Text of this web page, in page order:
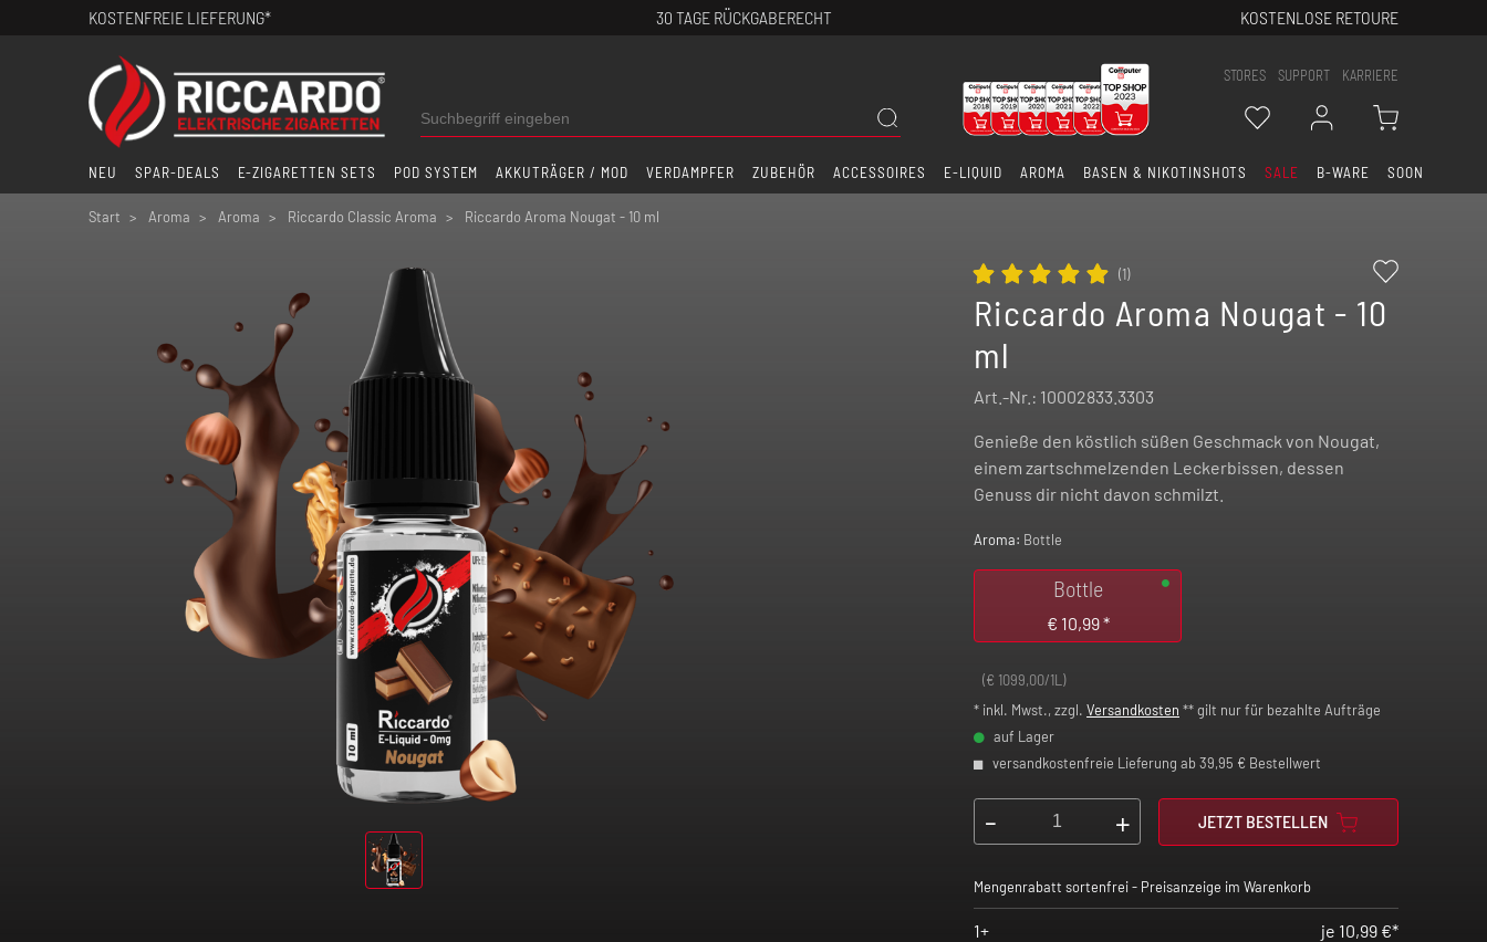
KOSTENFREIE LIEFERUNG* 30 TAGE RÜCKGABERECHT KOSTENLOSE RETOURE
STORES SUPPORT KARRIERE
NEU SPAR-DEALS E-ZIGARETTEN SETS POD SYSTEM AKKUTRÄGER / MOD VERDAMPFER ZUBEHÖR ACCESSOIRES E-LIQUID AROMA BASEN & NIKOTINSHOTS SALE B-WARE SOON
Start Aroma Aroma Riccardo Classic Aroma Riccardo Aroma Nougat - 10 ml
(1)
Riccardo Aroma Nougat - 10
ml
Art.-Nr.: 10002833.3303
Genieße den köstlich süßen Geschmack von Nougat,
einem zartschmelzenden Leckerbissen, dessen
Genuss dir nicht davon schmilzt.
Aroma: Bottle
Bottle
€ 10,99*
(€ 1099,00/1L)
* inkl. Mwst., zzgl. Versandkosten ** gilt nur für bezahlte Aufträge
auf Lager
versandkostenfreie Lieferung ab 39,95 € Bestellwert
- + JETZT BESTELLEN
Mengenrabatt sortenfrei - Preisanzeige im Warenkorb
1+ je 10,99 €*